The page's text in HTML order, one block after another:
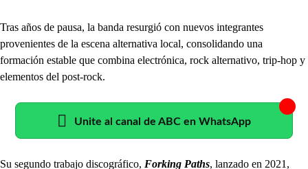
Tras años de pausa, la banda resurgió con nuevos integrantes
provenientes de la escena alternativa local, consolidando una
formación estable que combina electrónica, rock alternativo, trip-hop y
elementos del post-rock.
Unite al canal de ABC en WhatsApp
Su segundo trabajo discográfico, Forking Paths, lanzado en 2021,